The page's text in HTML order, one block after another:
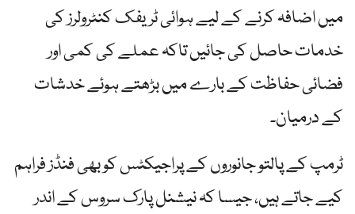
میں اضافہ کرنے کے لیے ہوائی ٹریفک کنٹرولرز کی
خدمات حاصل کی جائیں تاکہ عملے کی کمی اور
فضائی حفاظت کے بارے میں بڑھتے ہوئے خدشات
کے درمیان۔
ٹرمپ کے پالتو جانوروں کے پراجیکٹس کو بھی فنڈز فراہم
کیے جاتے ہیں، جیسا کہ نیشنل پارک سروس کے اندر